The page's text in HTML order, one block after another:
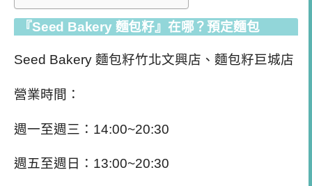
『Seed Bakery 麵包籽』在哪？預定麵包
Seed Bakery 麵包籽竹北文興店、 麵包籽巨城店
營業時間：
週一至週三：14:00~20:30
週五至週日：13:00~20:30